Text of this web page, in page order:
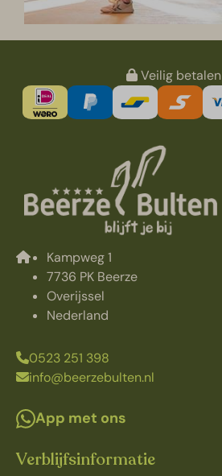
Veilig betalen
Kampweg 1
7736 PK Beerze
Overijssel
Nederland
0523 251 398
info@beerzebulten.nl
App met ons
Verblijfsinformatie